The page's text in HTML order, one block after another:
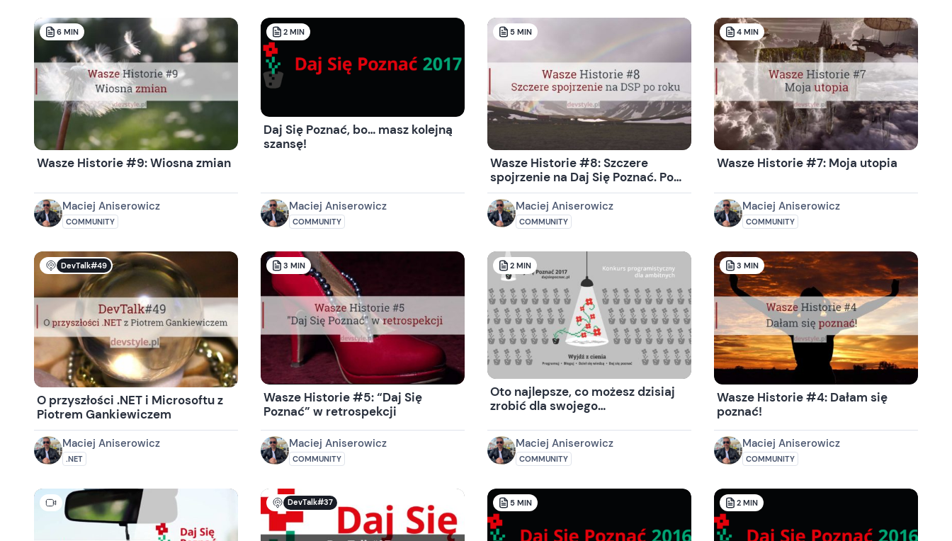
6 MIN
Wasze Historie #9: Wiosna zmian
Maciej Aniserowicz
COMMUNITY
2 MIN
Daj Się Poznać, bo… masz kolejną
szansę!
Maciej Aniserowicz
COMMUNITY
5 MIN
Wasze Historie #8: Szczere
spojrzenie na Daj Się Poznać. Po
roku.
Maciej Aniserowicz
COMMUNITY
4 MIN
Wasze Historie #7: Moja utopia
Maciej Aniserowicz
COMMUNITY
DevTalk#49
O przyszłości .NET i Microsoftu z
Piotrem Gankiewiczem
Maciej Aniserowicz
.NET
3 MIN
Wasze Historie #5: “Daj Się
Poznać” w retrospekcji
Maciej Aniserowicz
COMMUNITY
2 MIN
Oto najlepsze, co możesz dzisiaj
zrobić dla swojego
Maciej Aniserowicz
COMMUNITY
3 MIN
Wasze Historie #4: Dałam się
poznać!
Maciej Aniserowicz
COMMUNITY
DevTalk#37 5 MIN 2 MIN